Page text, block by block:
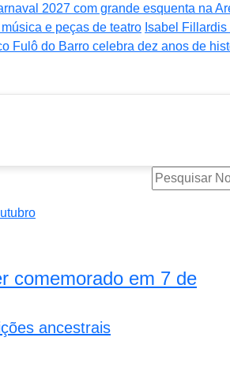
2027 com grande esquenta na
e peças de teatro Isabel
Fulô do Barro celebra dez anos de
comemorado em 7 de
ancestrais